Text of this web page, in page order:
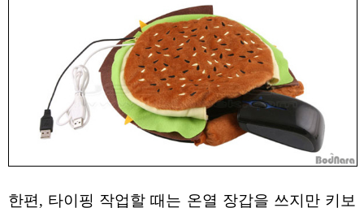
한편, 타이핑 작업할 때는 온열 장갑을 쓰지만 키보